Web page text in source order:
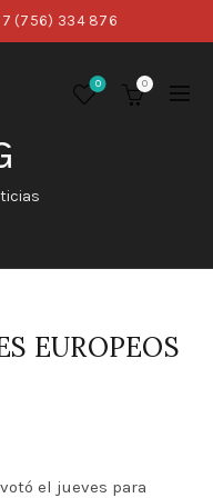
(756) 334 876
0 0
EUROPEOS
el jueves para